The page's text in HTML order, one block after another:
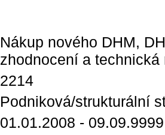
Nákup nového DHM,
zhodnocení a
2214
Podniková/strukturální
01.01.2008 - 09.09.9999